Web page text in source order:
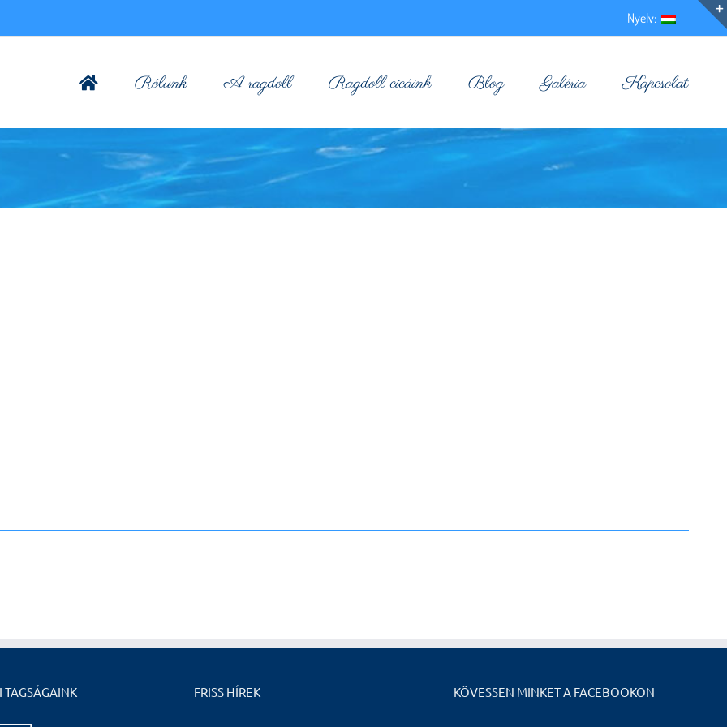
Nyelv:
Rólunk A ragdoll Ragdoll cicáink Blog Galéria Kapcsolat
TAGSÁGAINK FRISS HÍREK KÖVESSEN MINKET A FACEBOOKON